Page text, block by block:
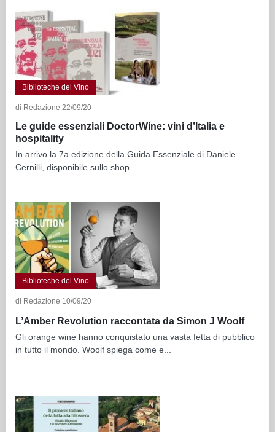
Biblioteche del Vino
di Redazione 22/09/20
Le guide essenziali DoctorWine: vini d’Italia e
hospitality
In arrivo la 7a edizione della Guida Essenziale di Daniele
Cernilli, disponibile sullo shop...
Biblioteche del Vino
di Redazione 10/09/20
L’Amber Revolution raccontata da Simon J Woolf
Gli orange wine hanno conquistato una vasta fetta di pubblico
in tutto il mondo. Woolf spiega come e...